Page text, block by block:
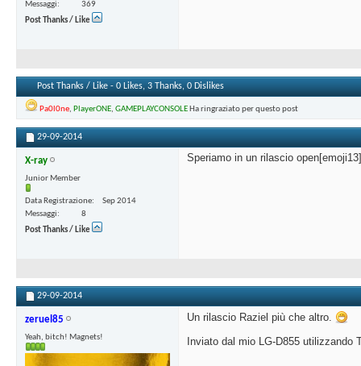
Messaggi
369
Post Thanks / Like
Post Thanks / Like - 0 Likes, 3 Thanks, 0 Dislikes
Pa0l0ne, PlayerONE, GAMEPLAYCONSOLE Ha ringraziato per questo post
29-09-2014
X-ray
Junior Member
Data Registrazione
Sep 2014
Messaggi
8
Post Thanks / Like
Speriamo in un rilascio open[emoji13]
29-09-2014
zeruel85
Yeah, bitch! Magnets!
Un rilascio Raziel più che altro.
Inviato dal mio LG-D855 utilizzando